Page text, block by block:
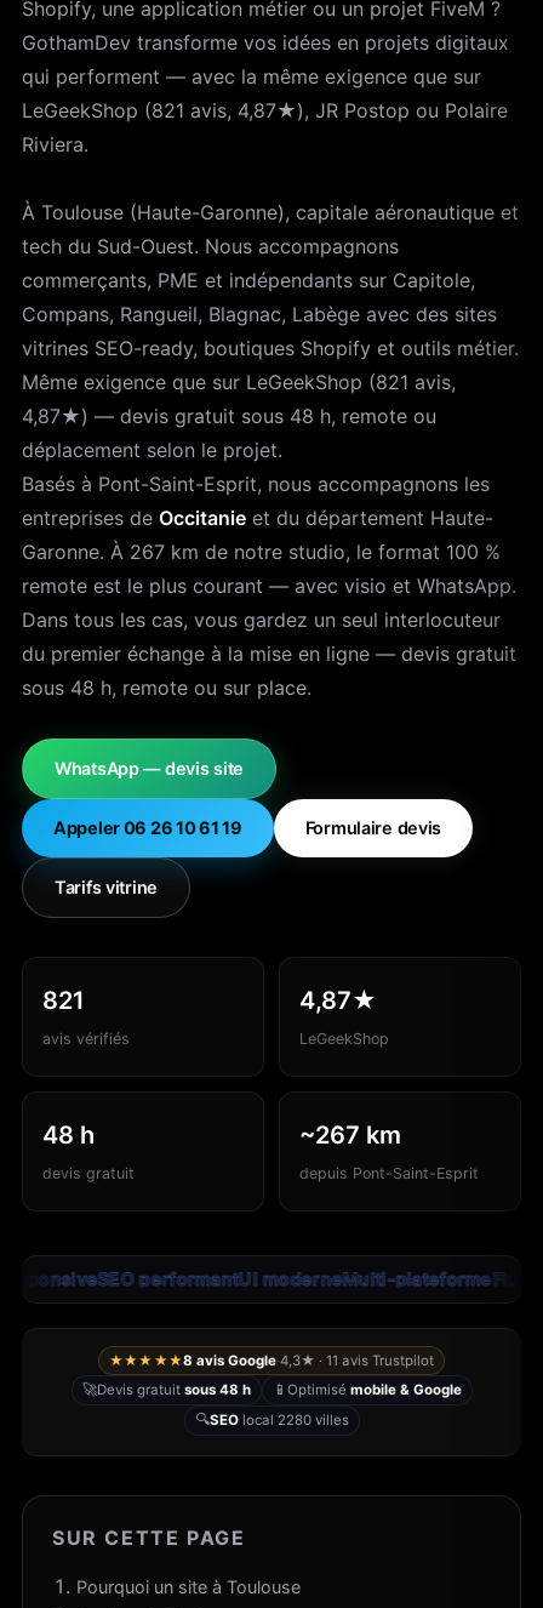
Shopify, une application métier ou un projet FiveM ?
GothamDev transforme vos idées en projets digitaux
qui performent — avec la même exigence que sur
LeGeekShop (821 avis, 4,87★), JR Postop ou Polaire
Riviera.
À Toulouse (Haute-Garonne), capitale aéronautique et
tech du Sud-Ouest. Nous accompagnons
commerçants, PME et indépendants sur Capitole,
Compans, Rangueil, Blagnac, Labège avec des sites
vitrines SEO-ready, boutiques Shopify et outils métier.
Même exigence que sur LeGeekShop (821 avis,
4,87★) — devis gratuit sous 48 h, remote ou
déplacement selon le projet.
Basés à Pont-Saint-Esprit, nous accompagnons les
entreprises de Occitanie et du département Haute-
Garonne. À 267 km de notre studio, le format 100 %
remote est le plus courant — avec visio et WhatsApp.
Dans tous les cas, vous gardez un seul interlocuteur
du premier échange à la mise en ligne — devis gratuit
sous 48 h, remote ou sur place.
WhatsApp — devis site
Appeler 06 26 10 61 19 Formulaire devis
Tarifs vitrine
821
avis vérifiés
4,87★
LeGeekShop
48 h
devis gratuit
~267 km
depuis Pont-Saint-Esprit
SEO performantUI moderneMulti-plateformeFluide
★★★★★8 avis Google·4,3★ · 11 avis Trustpilot
🚀Devis gratuit sous 48 h 📱 Optimisé mobile & Google
🔍SEOlocal 2280 villes
SUR CETTE PAGE
Pourquoi un site à Toulouse